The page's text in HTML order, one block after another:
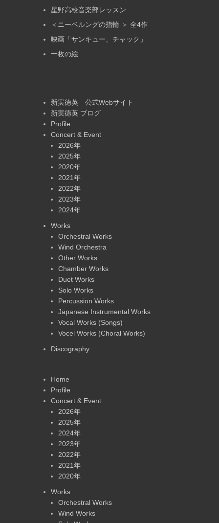
星野高校音楽部レッスン
＜ニーベルングの指輪 ＞ 全4作
映画「サンキュー、チャック」
一枚の絵
新実徳英 公式Webサイト
新実徳英 ブログ
Profile
Concert & Event
2026年
2025年
2020年
2021年
2022年
2023年
2024年
Works
Orchestral Works
Wind Orchestra
Other Works
Chamber Works
Duet Works
Solo Works
Percussion Works
Japanese Instrumental Works
Vocal Works (Songs)
Vocel Works (Choral Works)
Discography
Home
Profile
Concert & Event
2026年
2025年
2024年
2023年
2022年
2021年
2020年
Works
Orchestral Works
Wind Works